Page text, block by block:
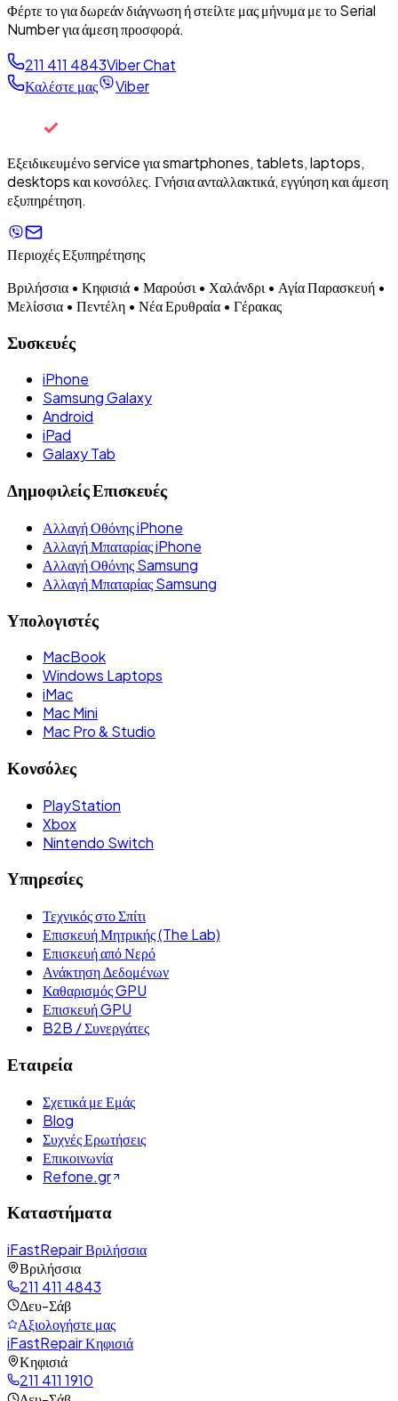
Φέρτε το για δωρεάν διάγνωση ή στείλτε μας μήνυμα με το Serial
Number για άμεση προσφορά.
211 411 4843Viber Chat
Καλέστε μας
Viber
Εξειδικευμένο service για smartphones, tablets, laptops,
desktops και κονσόλες. Γνήσια ανταλλακτικά, εγγύηση και άμεση
εξυπηρέτηση.
Περιοχές Εξυπηρέτησης
Βριλήσσια • Κηφισιά • Μαρούσι • Χαλάνδρι • Αγία Παρασκευή •
Μελίσσια • Πεντέλη • Νέα Ερυθραία • Γέρακας
Συσκευές
iPhone
Samsung Galaxy
Android
iPad
Galaxy Tab
Δημοφιλείς Επισκευές
Αλλαγή Οθόνης iPhone
Αλλαγή Μπαταρίας iPhone
Αλλαγή Οθόνης Samsung
Αλλαγή Μπαταρίας Samsung
Υπολογιστές
MacBook
Windows Laptops
iMac
Mac Mini
Mac Pro & Studio
Κονσόλες
PlayStation
Xbox
Nintendo Switch
Υπηρεσίες
Τεχνικός στο Σπίτι
Επισκευή Μητρικής (The Lab)
Επισκευή από Νερό
Ανάκτηση Δεδομένων
Καθαρισμός GPU
Επισκευή GPU
B2B / Συνεργάτες
Εταιρεία
Σχετικά με Εμάς
Blog
Συχνές Ερωτήσεις
Επικοινωνία
Refone.gr
Καταστήματα
iFastRepair Βριλήσσια
Βριλήσσια
211 411 4843
Δευ-Σάβ
Αξιολογήστε μας
iFastRepair Κηφισιά
Κηφισιά
211 411 1910